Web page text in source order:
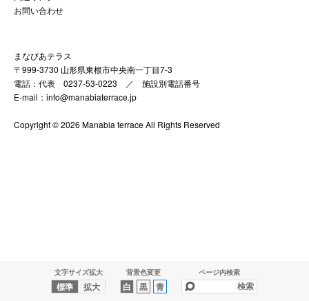
文字サイズ拡大
標準 拡大
背景色変更
白 黒 青
ページ内検索
お問い合わせ
まなびあテラス
〒999-3730 山形県東根市中央南一丁目7-3
電話：代表 0237-53-0223 ／ 施設別電話番号
E-mail：info@manabiaterrace.jp
Copyright © 2026 Manabia terrace All Rights Reserved